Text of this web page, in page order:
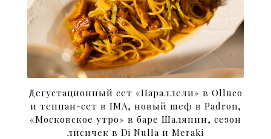
Дегустационный сет «Параллели» в Olluco
и теппан-сет в IMA, новый шеф в Padron,
«Московское утро» в баре Шаляпин, сезон
лисичек в Di Nulla и Meraki